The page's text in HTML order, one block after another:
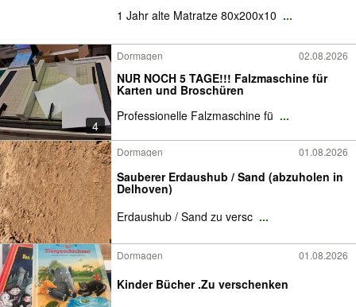
1 Jahr alte Matratze 80x200x10 ...
4
Dormagen 02.08.2026
NUR NOCH 5 TAGE!!! Falzmaschine für
Karten und Broschüren
Professionelle Falzmaschine fü ...
Dormagen 01.08.2026
Sauberer Erdaushub / Sand (abzuholen in
Delhoven)
Erdaushub / Sand zu versc ...
Dormagen 01.08.2026
Kinder Bücher .Zu verschenken